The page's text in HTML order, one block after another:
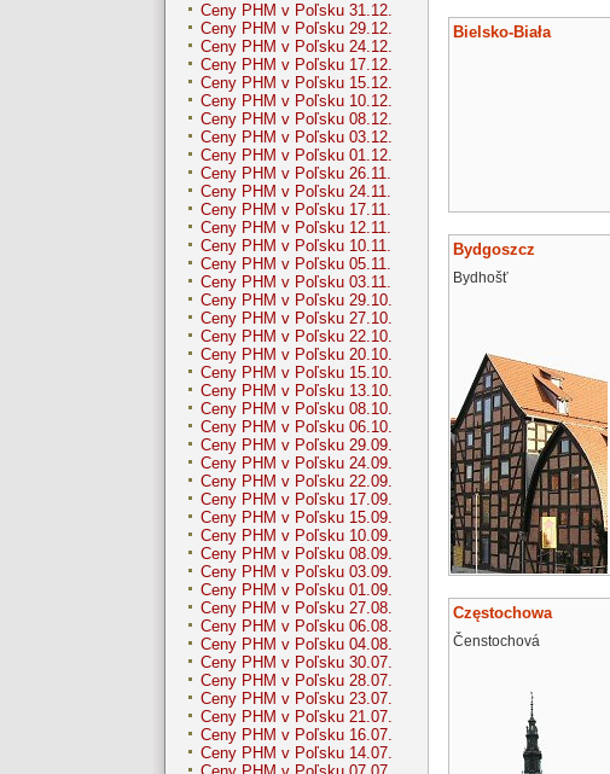
Ceny PHM v Poľsku 31.12.
Ceny PHM v Poľsku 29.12.
Ceny PHM v Poľsku 24.12.
Ceny PHM v Poľsku 17.12.
Ceny PHM v Poľsku 15.12.
Ceny PHM v Poľsku 10.12.
Ceny PHM v Poľsku 08.12.
Ceny PHM v Poľsku 03.12.
Ceny PHM v Poľsku 01.12.
Ceny PHM v Poľsku 26.11.
Ceny PHM v Poľsku 24.11.
Ceny PHM v Poľsku 17.11.
Ceny PHM v Poľsku 12.11.
Ceny PHM v Poľsku 10.11.
Ceny PHM v Poľsku 05.11.
Ceny PHM v Poľsku 03.11.
Ceny PHM v Poľsku 29.10.
Ceny PHM v Poľsku 27.10.
Ceny PHM v Poľsku 22.10.
Ceny PHM v Poľsku 20.10.
Ceny PHM v Poľsku 15.10.
Ceny PHM v Poľsku 13.10.
Ceny PHM v Poľsku 08.10.
Ceny PHM v Poľsku 06.10.
Ceny PHM v Poľsku 29.09.
Ceny PHM v Poľsku 24.09.
Ceny PHM v Poľsku 22.09.
Ceny PHM v Poľsku 17.09.
Ceny PHM v Poľsku 15.09.
Ceny PHM v Poľsku 10.09.
Ceny PHM v Poľsku 08.09.
Ceny PHM v Poľsku 03.09.
Ceny PHM v Poľsku 01.09.
Ceny PHM v Poľsku 27.08.
Ceny PHM v Poľsku 06.08.
Ceny PHM v Poľsku 04.08.
Ceny PHM v Poľsku 30.07.
Ceny PHM v Poľsku 28.07.
Ceny PHM v Poľsku 23.07.
Ceny PHM v Poľsku 21.07.
Ceny PHM v Poľsku 16.07.
Ceny PHM v Poľsku 14.07.
Bielsko-Biała
Bydgoszcz
Bydhošť
Częstochowa
Čenstochová